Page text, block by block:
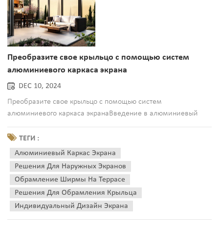
Преобразите свое крыльцо с помощью систем
алюминиевого каркаса экрана
DEC 10, 2024
Преобразите свое крыльцо с помощью систем
алюминиевого каркаса экранаВведение в алюминиевый
каркас экранаПредставьте себе, как вы превращаете свое
открытое пространство в оазис комфорта и стиля без ущерба
для долговечности и эстетики. Алюминиевый каркас экрана
предлагает универсальное и долговечное...
ТЕГИ :
Алюминиевый Каркас Экрана
Решения Для Наружных Экранов
Обрамление Ширмы На Террасе
Решения Для Обрамления Крыльца
Индивидуальный Дизайн Экрана